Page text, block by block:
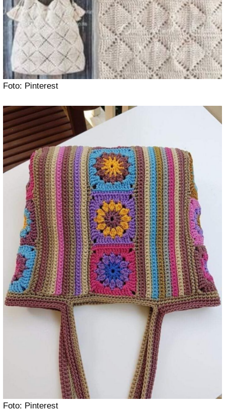
Foto: Pinterest
Foto: Pinterest